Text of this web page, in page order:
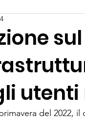
combinata
stradale
di indossare il
del 2022,